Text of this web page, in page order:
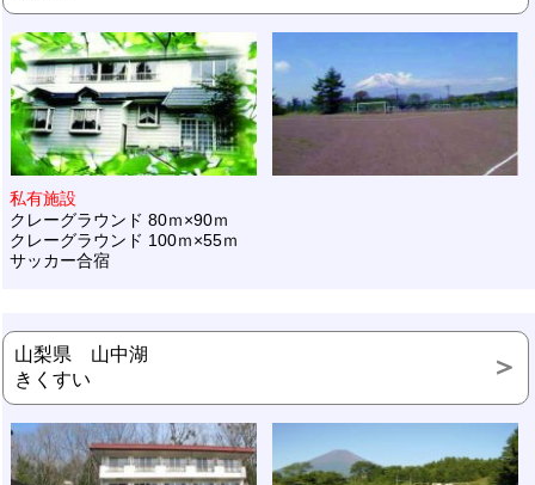
私有施設
クレーグラウンド 80ｍ×90ｍ
クレーグラウンド 100ｍ×55ｍ
サッカー合宿
山梨県 山中湖
きくすい